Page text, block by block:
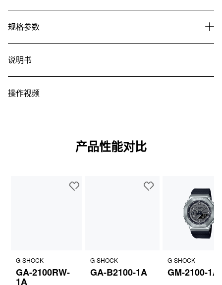
规格参数
说明书
操作视频
产品性能对比
G-SHOCK
GA-2100RW-
1A
G-SHOCK
GA-B2100-1A
G-SHOCK
GM-2100-1A